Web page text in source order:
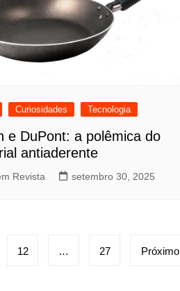
Curiosidades Tecnologia
e DuPont: a polêmica do
antiaderente
Revista setembro 30, 2025
12 … 27 Próximo